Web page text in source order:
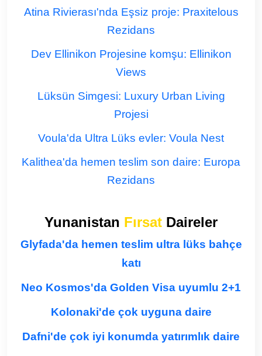
Atina Rivierası'nda Eşsiz proje: Praxitelous
Rezidans
Dev Ellinikon Projesine komşu: Ellinikon
Views
Lüksün Simgesi: Luxury Urban Living
Projesi
Voula'da Ultra Lüks evler: Voula Nest
Kalithea'da hemen teslim son daire: Europa
Rezidans
Yunanistan Fırsat Daireler
Glyfada'da hemen teslim ultra lüks bahçe
katı
Neo Kosmos'da Golden Visa uyumlu 2+1
Kolonaki'de çok uyguna daire
Dafni'de çok iyi konumda yatırımlık daire